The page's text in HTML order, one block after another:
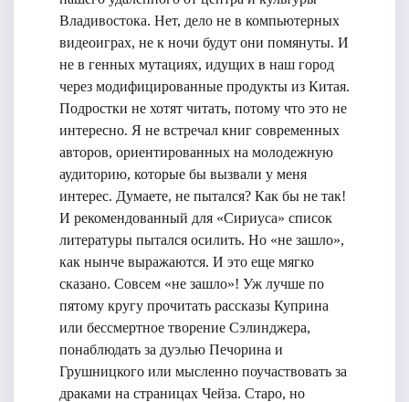
Владивостока. Нет, дело не в компьютерных
видеоиграх, не к ночи будут они помянуты. И
не в генных мутациях, идущих в наш город
через модифицированные продукты из Китая.
Подростки не хотят читать, потому что это не
интересно. Я не встречал книг современных
авторов, ориентированных на молодежную
аудиторию, которые бы вызвали у меня
интерес. Думаете, не пытался? Как бы не так!
И рекомендованный для «Сириуса» список
литературы пытался осилить. Но «не зашло»,
как нынче выражаются. И это еще мягко
сказано. Совсем «не зашло»! Уж лучше по
пятому кругу прочитать рассказы Куприна
или бессмертное творение Сэлинджера,
понаблюдать за дуэлью Печорина и
Грушницкого или мысленно поучаствовать за
драками на страницах Чейза. Старо, но